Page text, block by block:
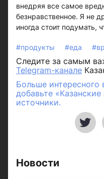
внедряя все самое
безнравственное. Я не
иногда стоит подумать,
#продукты #еда
Следите за самым
Telegram-канале
Больше интересного
добавьте
источники.
Новости